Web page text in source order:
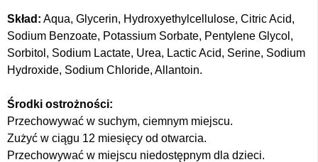
Skład: Aqua, Glycerin, Hydroxyethylcellulose, Citric Acid,
Sodium Benzoate, Potassium Sorbate, Pentylene Glycol,
Sorbitol, Sodium Lactate, Urea, Lactic Acid, Serine, Sodium
Hydroxide, Sodium Chloride, Allantoin.
Środki ostrożności:
Przechowywać w suchym, ciemnym miejscu.
Zużyć w ciągu 12 miesięcy od otwarcia.
Przechowywać w miejscu niedostępnym dla dzieci.